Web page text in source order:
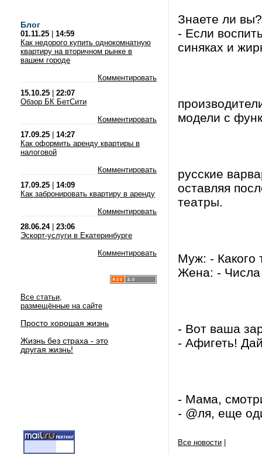
Блог
01.11.25
14:59
Как недорого купить однокомнатную
квартиру на вторичном рынке в
вашем городе
Комментировать
15.10.25
22:07
Обзор БК БетСити
Комментировать
17.09.25
14:27
Как оформить аренду квартиры в
налоговой
Комментировать
17.09.25
14:09
Как забронировать квартиру в аренду
Комментировать
28.06.24| 23:06
Эскорт-услуги в Екатеринбурге
Комментировать
Все статьи,
размещённые на сайте
Просто хорошая жизнь
Жизнь без страха - это
другая жизнь!
Знаете ли вы?
- Если
синяках и
модели с
русские
оставляя
театры.
Муж: - Какого
Жена: - Числа
- Вот ваша
- Афигеть!
- Мама,
- @ля, еще
Все новости